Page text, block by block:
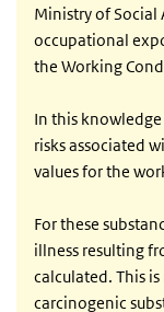
Ministry of Social
occupational
the Working
In this
risks associated
values for the
For these
illness resulting
calculated. This
carcinogenic